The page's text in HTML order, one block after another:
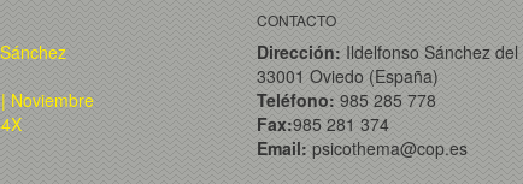
Noviembre
CONTACTO
Dirección: Ildelfonso Sánchez del
33001 Oviedo (España)
Teléfono: 985 285 778
Fax:985 281 374
Email: psicothema@cop.es